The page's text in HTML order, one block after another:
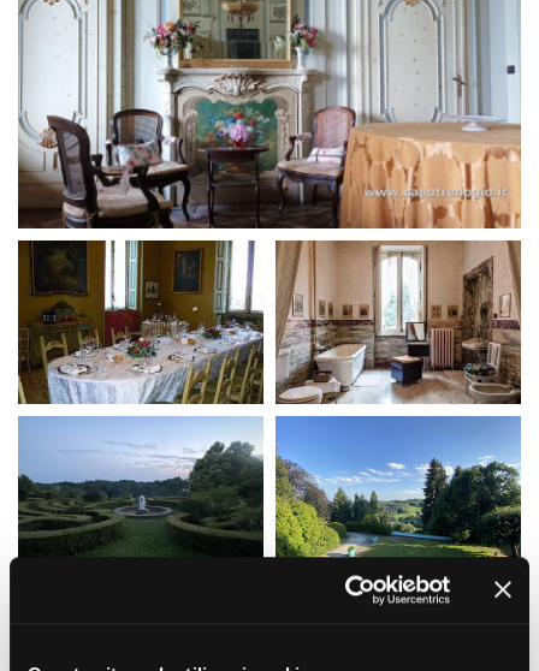
NEWS
CASTING
economia
Amministrazione trasparente
Bandi e gare
Contatti
Privacy
Cookie policy
Whistleblowing
Credits